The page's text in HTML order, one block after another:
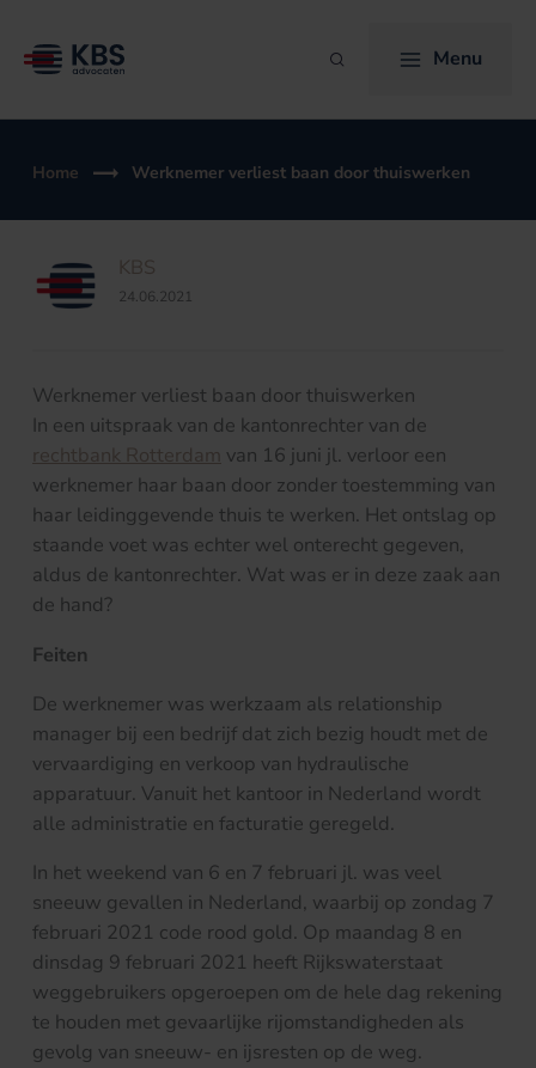
naar
Zoeken Menu
Home Werknemer verliest baan door thuiswerken
KBS
24.06.2021
Werknemer verliest baan door thuiswerken
In een uitspraak van de kantonrechter van de
rechtbank Rotterdam van 16 juni jl. verloor een
werknemer haar baan door zonder toestemming van
haar leidinggevende thuis te werken. Het ontslag op
staande voet was echter wel onterecht gegeven,
aldus de kantonrechter. Wat was er in deze zaak aan
de hand?
Feiten
De werknemer was werkzaam als relationship
manager bij een bedrijf dat zich bezig houdt met de
vervaardiging en verkoop van hydraulische
apparatuur. Vanuit het kantoor in Nederland wordt
alle administratie en facturatie geregeld.
In het weekend van 6 en 7 februari jl. was veel
sneeuw gevallen in Nederland, waarbij op zondag 7
februari 2021 code rood gold. Op maandag 8 en
dinsdag 9 februari 2021 heeft Rijkswaterstaat
weggebruikers opgeroepen om de hele dag rekening
te houden met gevaarlijke rijomstandigheden als
gevolg van sneeuw- en ijsresten op de weg.